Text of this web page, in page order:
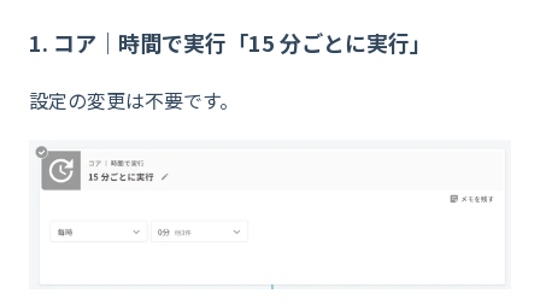
1. コア｜時間で実行「15 分ごとに実行」
設定の変更は不要です。